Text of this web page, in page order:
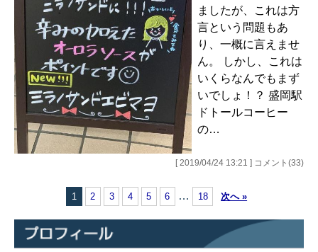
ましたが、これは方
言という問題もあ
り、一概に言えませ
ん。 しかし、これは
いくらなんでもまず
いでしょ！？ 盛岡駅
ドトールコーヒー
の…
[ 2019/04/24 13:21 ] コメント(33)
1 2 3 4 5 6 … 18 次へ »